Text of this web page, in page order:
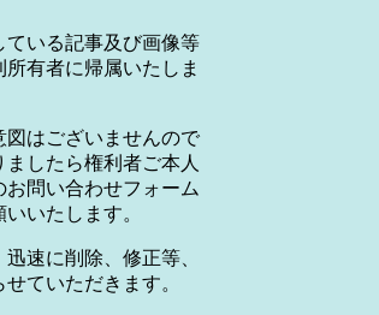
ている記事及び画像等
有者に帰属いたしま
図はございませんので
したら権利者ご本人
問い合わせフォーム
いたします。
速に削除、修正等、
ていただきます。